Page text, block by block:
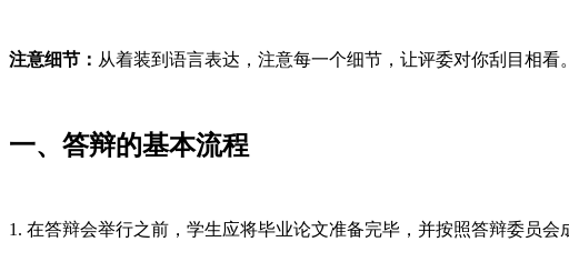
注意细节： 从着装到语言表达，注意每一个细节，让评委对你刮目相看。
一、答辩的基本流程
1. 在答辩会举行之前，学生应将毕业论文准备完毕，并按照答辩委员